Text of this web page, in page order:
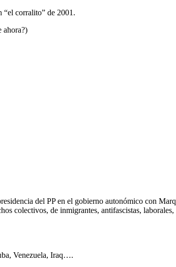
“el corralito” de 2001.
ahora?)
del PP en el gobierno autonómico con
colectivos, de inmigrantes, antifascistas,
Venezuela, Iraq….